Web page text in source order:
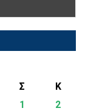
Σ
Κ
1
2